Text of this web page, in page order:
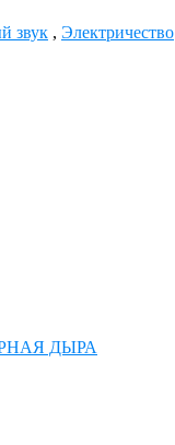
звук , Электричество
ДЫРА